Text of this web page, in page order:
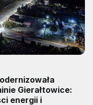
Gierałtowice:
energii i